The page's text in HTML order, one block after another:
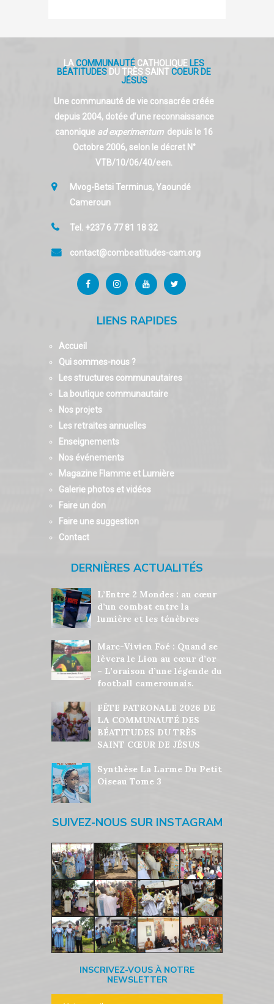
LACOMMUNAUTÉ CATHOLIQUE LES
BÉATITUDES DU TRÈS SAINTCOEUR DE
JÉSUS
Une communauté de vie consacrée créée
depuis 2004, dotée d’une reconnaissance
canonique ad experimentumdepuis le 16
Octobre 2006, selon le décret N°
VTB/10/06/40/een.
Mvog-Betsi Terminus, Yaoundé
Cameroun
Tel. +237 6 77 81 18 32
contact@combeatitudes-cam.org
LIENS RAPIDES
Accueil
Qui sommes-nous ?
Les structures communautaires
La boutique communautaire
Nos projets
Les retraites annuelles
Enseignements
Nos événements
Magazine Flamme et Lumière
Galerie photos et vidéos
Faire un don
Faire une suggestion
Contact
DERNIÈRES ACTUALITÉS
L’Entre 2 Mondes : au cœur
d’un combat entre la
lumière et les ténèbres
Marc-Vivien Foé : Quand se
lèvera le Lion au cœur d’or
– L’oraison d’une légende du
football camerounais.
FÊTE PATRONALE 2026 DE
LA COMMUNAUTÉ DES
BÉATITUDES DU TRÈS
SAINT CŒUR DE JÉSUS
Synthèse La Larme Du Petit
Oiseau Tome 3
SUIVEZ-NOUS SUR INSTAGRAM
INSCRIVEZ-VOUS À NOTRE
NEWSLETTER